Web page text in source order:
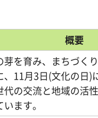
概要
芽を育み、まちづく
、11月3日(文化の日)
代の交流と地域の活
ます。